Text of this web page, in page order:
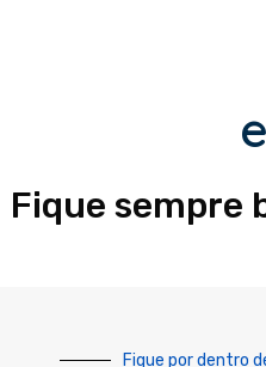
Fique sempre
Fique por dentro